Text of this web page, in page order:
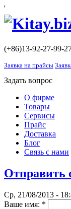
'
(+86)13-92-27-99-
Заявка на прайсы
Задать вопрос
О фирме
Товары
Сервисы
Прайс
Доставка
Блог
Связь с нами
Отправить
Ср, 21/08/2013 -
Ваше имя: *